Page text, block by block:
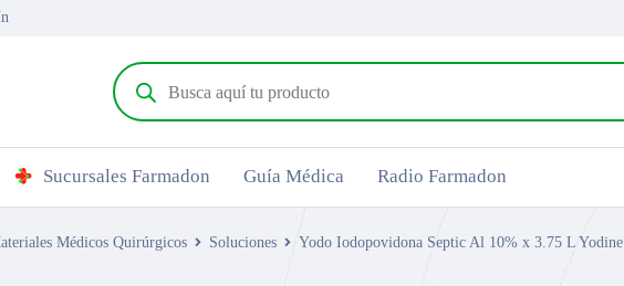
Sucursales Farmadon Guía Médica Radio Farmadon
Médicos Quirúrgicos Soluciones Yodo Iodopovidona Septic Al 10% x 3.75 L Yodine